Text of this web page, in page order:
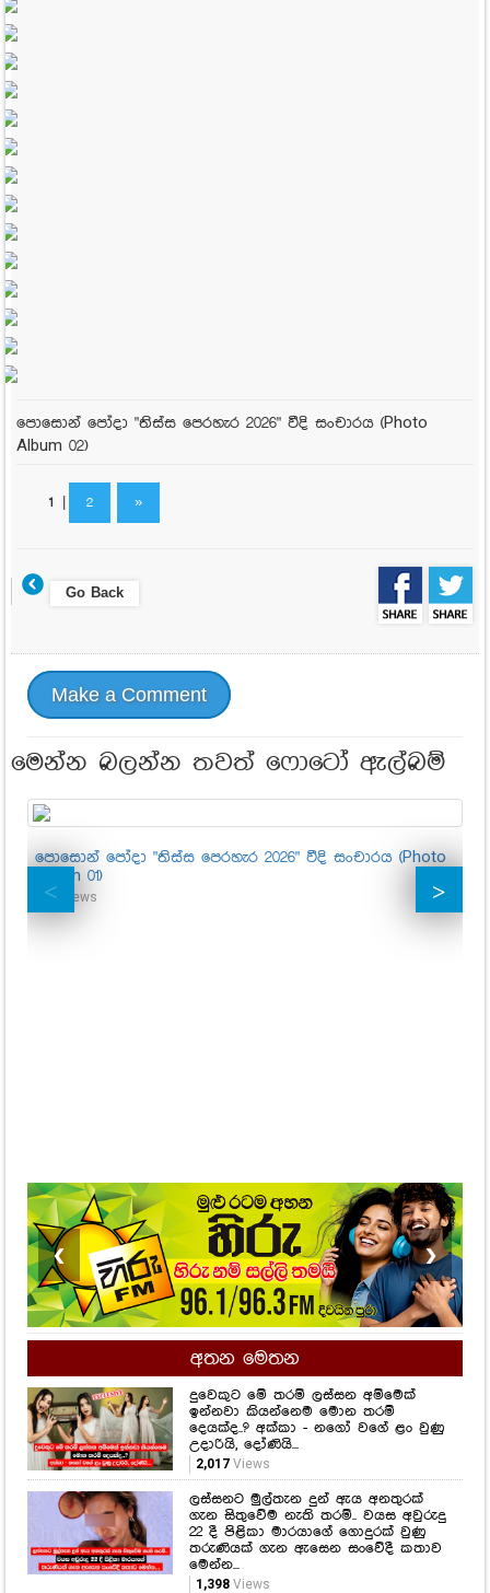
පොසොන් පෝදා "තිස්ස පෙරහැර 2026" වීදි සංචාරය (Photo
Album 02)
1| 2 »
Go Back
Make a Comment
මෙන්න බලන්න තවත් ෆොටෝ ඇල්බම්
පොසොන් පෝදා "තිස්ස පෙරහැර 2026" වීදි සංචාරය (Photo
Album 01)
437 Views
❮ ❯
අතන මෙතන
දුවෙකුට මේ තරම් ලස්සන අම්මෙක්
ඉන්නවා කියන්නෙම මොන තරම්
දෙයක්ද..? අක්කා - නගෝ වගේ ළං වුණු
උදාරියි, දෝණියි...
2,017Views
ලස්සනට මුල්තැන දුන් ඇය අනතුරක්
ගැන සිතුවේම නැති තරම්.. වයස අවුරුදු
22 දී පිළිකා මාරයාගේ ගොදුරක් වුණු
තරුණියක් ගැන ඇසෙන සංවේදී කතාව
මෙන්න...
1,398Views